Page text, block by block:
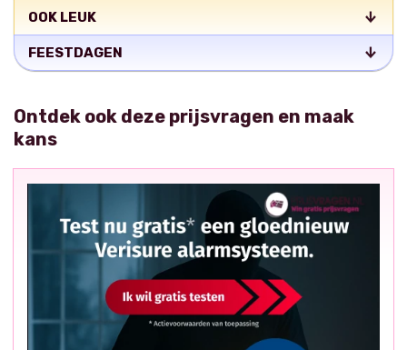
OOK LEUK
FEESTDAGEN
Ontdek ook deze prijsvragen en maak
kans